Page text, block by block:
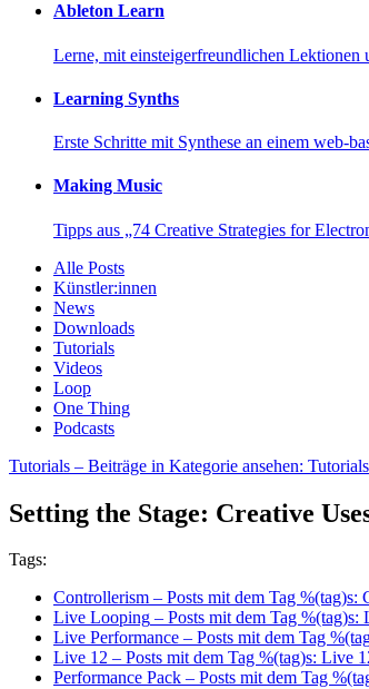
Ableton Learn
Lerne, mit einsteigerfreundlichen Lektionen
Learning Synths
Erste Schritte mit Synthese an einem web-
Making Music
Tipps aus „74 Creative Strategies for
Alle Posts
Künstler:innen
News
Downloads
Tutorials
Videos
Loop
One Thing
Podcasts
Tutorials – Beiträge in Kategorie ansehen: Tutorials
Setting the Stage: Creative
Tags:
Controllerism – Posts mit dem Tag %(tag)s:
Live Looping – Posts mit dem Tag
Live Performance – Posts mit dem Tag
Live 12 – Posts mit dem Tag %(tag)s: Live
Performance Pack – Posts mit dem Tag